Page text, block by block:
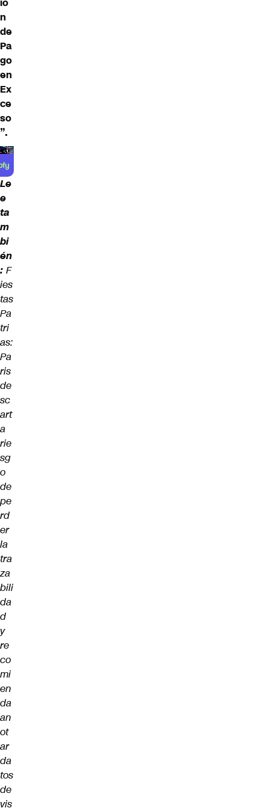
n
de
Pa
go
en
Ex
ce
so
”.
Le
e
ta
m
bi
én
: F
ies
tas
Pa
tri
as:
Pa
ris
de
sc
art
a
rie
sg
o
de
pe
rd
er
la
tra
za
bili
da
d
y
re
co
mi
en
da
an
ot
ar
da
tos
de
vis